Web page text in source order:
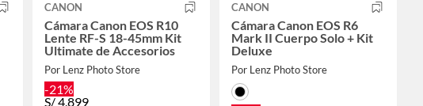
CANON
Cámara Canon EOS R10
Lente RF-S 18-45mm Kit
Ultimate de Accesorios
Por Lenz Photo Store
-21%
S/4,899
CANON
Cámara Canon EOS R6
Mark II Cuerpo Solo + Kit
Deluxe
Por Lenz Photo Store